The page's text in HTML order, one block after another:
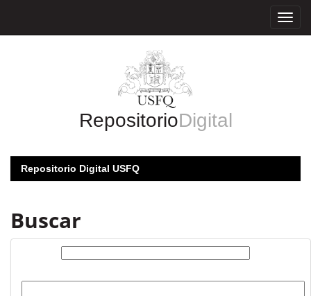
RepositorioDigital
Repositorio Digital USFQ
Buscar